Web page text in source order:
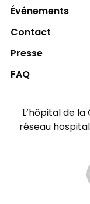
Événements
Contact
Presse
FAQ
L’hôpital de
réseau